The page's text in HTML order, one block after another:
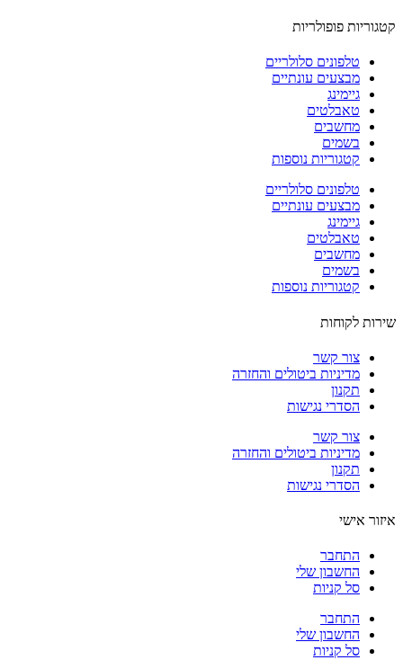
פופולריות
טלפונים סלולריים
מבצעים עונתיים
גיימינג
טאבלטים
מחשבים
בשמים
קטגוריות נוספות
טלפונים סלולריים
מבצעים עונתיים
גיימינג
טאבלטים
מחשבים
בשמים
קטגוריות נוספות
לקוחות
צור קשר
מדיניות ביטולים והחזרה
תקנון
הסדרי נגישות
צור קשר
מדיניות ביטולים והחזרה
תקנון
הסדרי נגישות
אישי
התחבר
החשבון שלי
סל קניות
התחבר
החשבון שלי
סל קניות